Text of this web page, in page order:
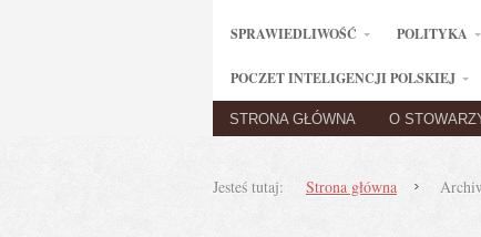
SPRAWIEDLIWOŚĆ POLITYKA
POCZET INTELIGENCJI POLSKIEJ
STRONA GŁÓWNA O
Jesteś tutaj: Strona główna